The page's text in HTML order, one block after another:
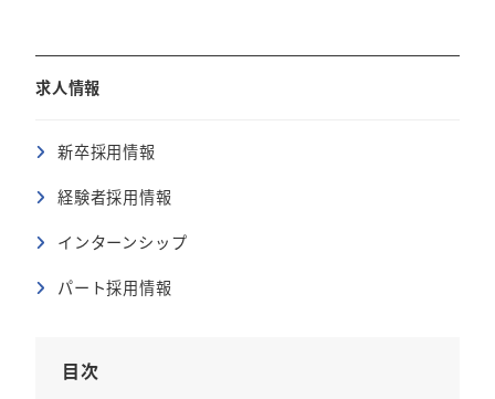
求人情報
新卒採用情報
経験者採用情報
インターンシップ
パート採用情報
目次